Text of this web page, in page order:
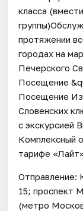
класса
протяжении
городах на
Печерского
Посещение
Посещение
Словенских
с экскурсией
Комплексный
тарифе
Отправление:
15; проспект
(метро